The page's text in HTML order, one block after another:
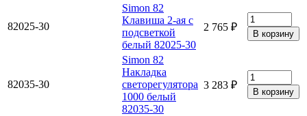
82025-30
Simon 82
Клавиша 2-ая с
подсветкой
белый 82025-30
2 765 ₽
82035-30
Simon 82
Накладка
светорегулятора
1000 белый
82035-30
3 283 ₽